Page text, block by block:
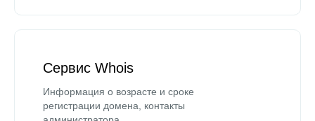
Сервис Whois
Информация о возрасте и сроке
регистрации домена, контакты